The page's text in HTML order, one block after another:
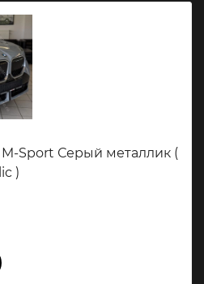
Sport Серый металлик (
)